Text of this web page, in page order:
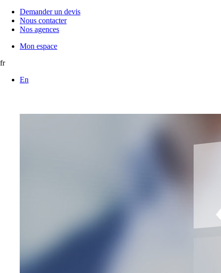
Demander un devis
Nous contacter
Nos agences
Mon espace
fr
En